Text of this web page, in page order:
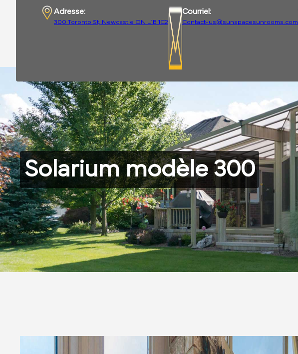
Adresse:
300 Toronto St, Newcastle ON L1B 1C2
Courriel:
Contact-us@sunspacesunrooms.com
Solarium modèle 300